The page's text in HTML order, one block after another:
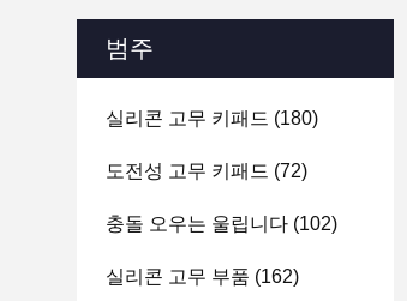
범주
실리콘 고무 키패드 (180)
도전성 고무 키패드 (72)
충돌 오우는 울립니다 (102)
실리콘 고무 부품 (162)